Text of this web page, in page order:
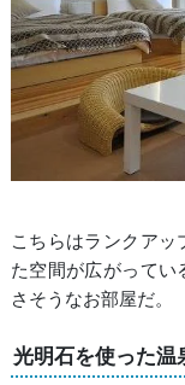
こちらはランクアッ
た空間が広がってい
さそうなお部屋だ。
光明石を使った温